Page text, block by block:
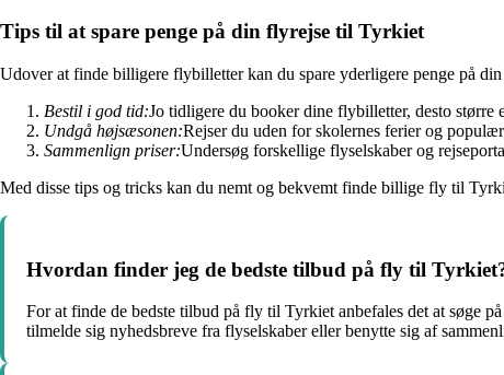
Tips til at spare penge på din flyrejse til Tyrkiet
Udover at finde billigere flybilletter kan du spare yderligere penge på
Bestil i god tid:Jo tidligere du booker dine flybilletter, desto større
Undgå højsæsonen:Rejser du uden for skolernes ferier og
Sammenlign priser:Undersøg forskellige flyselskaber og
Med disse tips og tricks kan du nemt og bekvemt finde billige fly til
Hvordan finder jeg de bedste tilbud på fly til
For at finde de bedste tilbud på fly til Tyrkiet anbefales det at søge
tilmelde sig nyhedsbreve fra flyselskaber eller benytte sig af